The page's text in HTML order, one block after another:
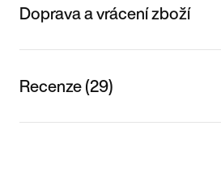
Doprava a vrácení zboží
Recenze (29)